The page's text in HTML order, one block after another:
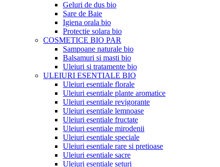
Geluri de dus bio
Sare de Baie
Igiena orala bio
Protectie solara bio
COSMETICE BIO PAR
Sampoane naturale bio
Balsamuri si masti bio
Uleiuri si tratamente bio
ULEIURI ESENTIALE BIO
Uleiuri esentiale florale
Uleiuri esentiale plante aromatice
Uleiuri esentiale revigorante
Uleiuri esentiale lemnoase
Uleiuri esentiale fructate
Uleiuri esentiale mirodenii
Uleiuri esentiale speciale
Uleiuri esentiale rare si pretioase
Uleiuri esentiale sacre
Uleiuri esentiale seturi